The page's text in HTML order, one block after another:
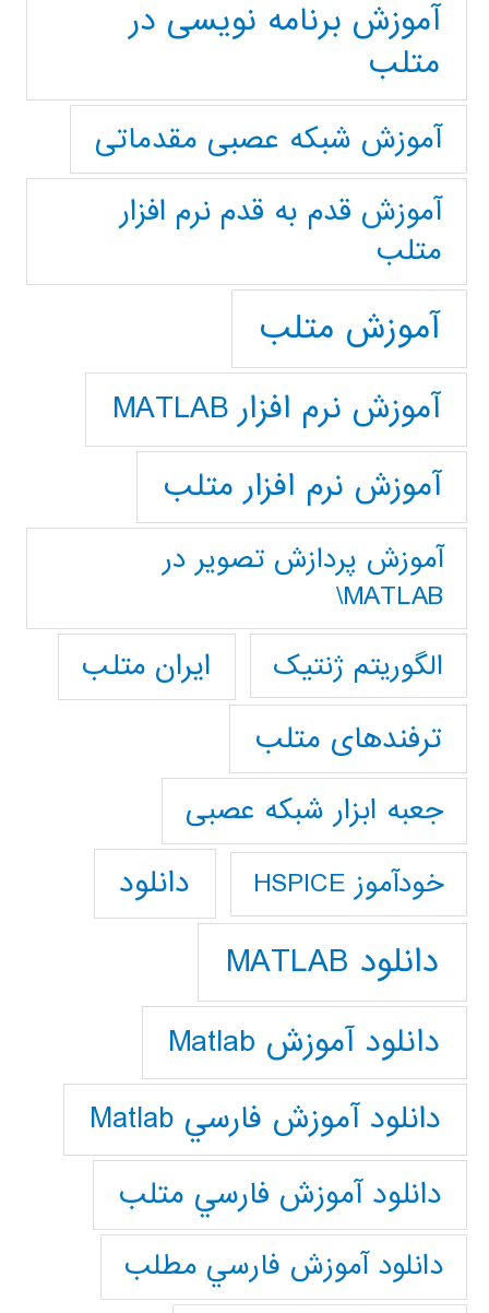
آموزش برنامه نویسی در
متلب
آموزش شبکه عصبی مقدماتی
آموزش قدم به قدم نرم افزار
متلب
آموزش متلب
آموزش نرم افزار MATLAB
آموزش نرم افزار متلب
آموزش پردازش تصوير در
MATLAB\
الگوریتم ژنتیک
ایران متلب
ترفندهای متلب
جعبه ابزار شبکه عصبی
خودآموز HSPICE دانلود
دانلود MATLAB
دانلود آموزش Matlab
دانلود آموزش فارسي Matlab
دانلود آموزش فارسي متلب
دانلود آموزش فارسي مطلب